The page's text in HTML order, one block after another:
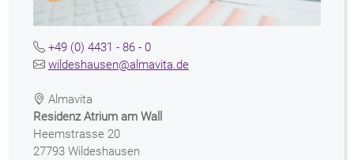
+49 (0) 4431 - 86 - 0
wildeshausen@almavita.de
Almavita
Residenz Atrium am Wall
Heemstrasse 20
27793 Wildeshausen